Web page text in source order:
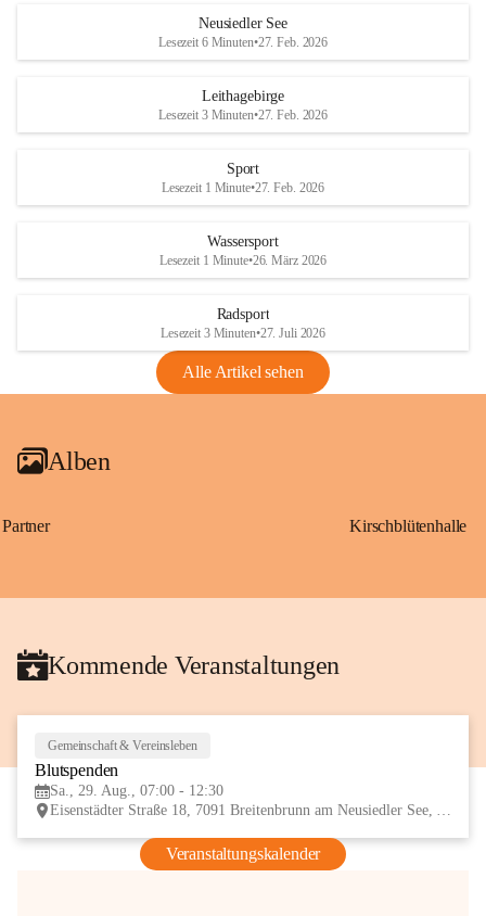
S
und den daraus folgenden wirtschaftlichen
Maßnahmen zur Bekämpfung
Rebe und der Amerikanischen
Anhang VBl. EU Nr. 18
1 Seite•1,4 MB
VBl. EU Nr. 18_2026
r
S
Neusiedler See
Lesezeit 6 Minuten•27. Feb. 2026
Leithagebirge
Lesezeit 3 Minuten•27. Feb. 2026
Sport
Lesezeit 1 Minute•27. Feb. 2026
Wassersport
Lesezeit 1 Minute•26. März 2026
Radsport
Lesezeit 3 Minuten•27. Juli 2026
Alle Artikel sehen
Alben
Partner Kirschblütenhalle
Kommende Veranstaltungen
Gemeinschaft & Vereinsleben
Blutspenden
Sa., 29. Aug., 07:00 - 12:30
Eisenstädter Straße 18, 7091 Breitenbrunn am Neusiedler See, AUT
Veranstaltungskalender